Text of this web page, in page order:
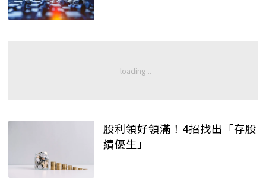
股利領好領滿！4招找出「存股
績優生」